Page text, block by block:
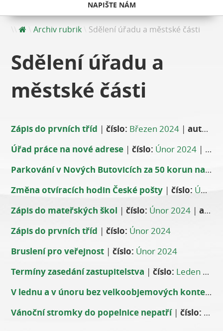
NAPIŠTE NÁM
Archiv rubrik Sdělení úřadu a městské části
Sdělení úřadu a
městské části
Zápis do prvních tříd |číslo: Březen 2024 |autor:
Úřad práce na nové adrese |číslo: Únor 2024 |
Parkování v Nových Butovicích za 50 korun na den
Změna otvíracích hodin České pošty |číslo: Únor 2024
Zápis do mateřských škol |číslo: Únor 2024 |autor:
Zápis do prvních tříd |číslo: Únor 2024
Bruslení pro veřejnost |číslo: Únor 2024
Termíny zasedání zastupitelstva |číslo: Leden 2024
V lednu a v únoru bez velkoobjemových kontejnerů
Vánoční stromky do popelnice nepatří|číslo: